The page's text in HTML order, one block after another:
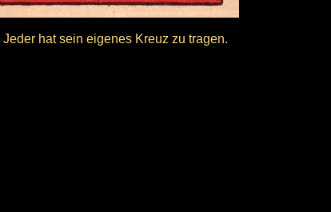
Jeder hat sein eigenes Kreuz zu tragen.